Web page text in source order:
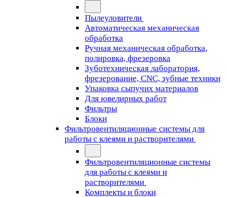
Пылеуловители
Автоматическая механическая
обработка
Ручная механическая обработка,
полировка, фрезеровка
Зуботехническая лаборатория,
фрезерование, CNC, зубные техники
Упаковка сыпучих материалов
Для ювелирных работ
Фильтры
Блоки
Фильтровентиляционные системы для
работы с клеями и растворителями
Фильтровентиляционные системы
для работы с клеями и
растворителями
Комплекты и блоки